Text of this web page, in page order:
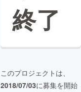
終了
このプロジェクトは、
2018/07/03に募集を開始